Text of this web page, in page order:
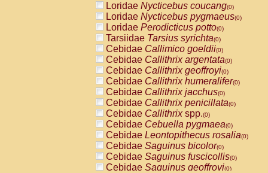
Loridae Nycticebus coucang(0)
Loridae Nycticebus pygmaeus(0)
Loridae Perodicticus potto(0)
Tarsiidae Tarsius syrichta(0)
Cebidae Callimico goeldii(0)
Cebidae Callithrix argentata(0)
Cebidae Callithrix geoffroyi(0)
Cebidae Callithrix humeralifer(0)
Cebidae Callithrix jacchus(0)
Cebidae Callithrix penicillata(0)
Cebidae Callithrixspp.(0)
Cebidae Cebuella pygmaea(0)
Cebidae Leontopithecus rosalia(0)
Cebidae Saguinus bicolor(0)
Cebidae Saguinus fuscicollis(0)
Cebidae Saguinus geoffroyi(0)